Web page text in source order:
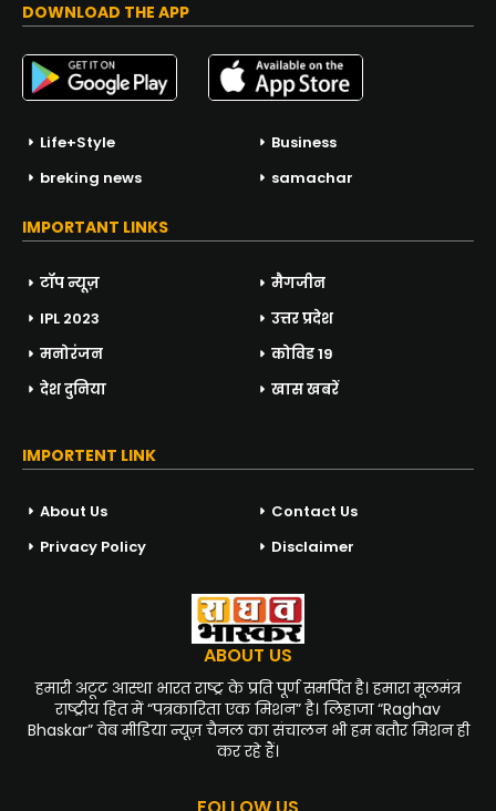
DOWNLOAD THE APP
Life+Style
Business
breking news
samachar
IMPORTANT LINKS
टॉप न्यूज़
मैगजीन
IPL 2023
उत्तर प्रदेश
मनोरंजन
कोविड 19
देश दुनिया
खास खबरें
IMPORTENT LINK
About Us
Contact Us
Privacy Policy
Disclaimer
ABOUT US
हमारी अटूट आस्था भारत राष्ट्र के प्रति पूर्ण समर्पित है। हमारा मूलमंत्र
राष्ट्रीय हित में “पत्रकारिता एक मिशन” है। लिहाजा “Raghav
Bhaskar” वेब मीडिया न्यूज़ चैनल का संचालन भी हम बतौर मिशन ही
कर रहे हैं।